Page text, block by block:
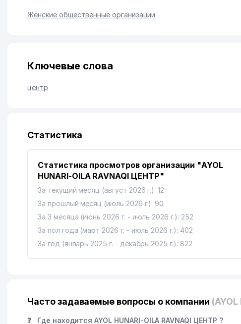
Женские общественные организации
Ключевые слова
центр
Статистика
Статистика просмотров организации "AYOL
HUNARI-OILA RAVNAQI ЦЕНТР"
За текущий месяц (август 2026 г.): 12
За прошлый месяц (июль 2026 г.): 90
За 3 месяца (июнь 2026 г. - июль 2026 г.): 252
За пол года (март 2026 г. - июль 2026 г.): 402
За год (январь 2025 г. - декабрь 2025 г.): 822
Часто задаваемые вопросы о компании
❓ Где находится AYOL HUNARI-OILA RAVNAQI ЦЕНТР ?